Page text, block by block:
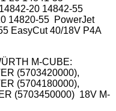
20 14842-55
14820-55 PowerJet
EasyCut 40/18V P4A
M-CUBE:
(5703420000),
(5704180000),
(5703450000) 18V M-